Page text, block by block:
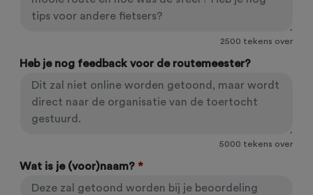
2500 tekens over
Heb je nog feedback voor de routemeester?
5000 tekens over
Wat is je (voor)naam? *